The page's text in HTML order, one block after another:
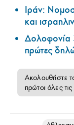
Ιράν:
και
Δολοφονία
πρώτες
Ακολουθήστε
πρώτοι όλες τις